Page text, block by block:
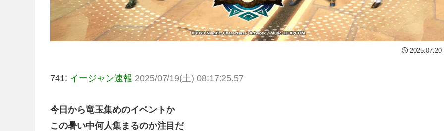
2025.07.20
741: イージャン速報 2025/07/19(土) 08:17:25.57
今日から竜玉集めのイベントか
この暑い中何人集まるのか注目だ